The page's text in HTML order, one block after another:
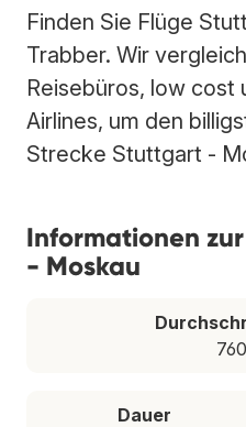
Finden Sie Flüge
Trabber. Wir
Reisebüros, low cost
Airlines, um den
Strecke Stuttgart -
Informationen
- Moskau
Dauer